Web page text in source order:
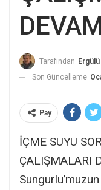
Tarafından
Son Güncelleme
Pay
İÇME SUYU
ÇALIŞMALARI